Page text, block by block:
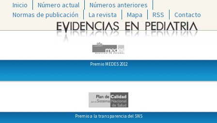
Inicio Número actual
Números anteriores
Normas de publicación
La revista Mapa RSS Contacto
Premio MEDES 2012
Premio a la transparencia del SNS